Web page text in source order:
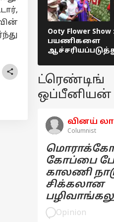
Ooty Flower
பயணிகளை
ட்ரெண்டிங்
ஒப்பீனியன்
வினய்
Columnist
கோப்பை
காலணி
சிக்கலான
பார்வை
Opinion